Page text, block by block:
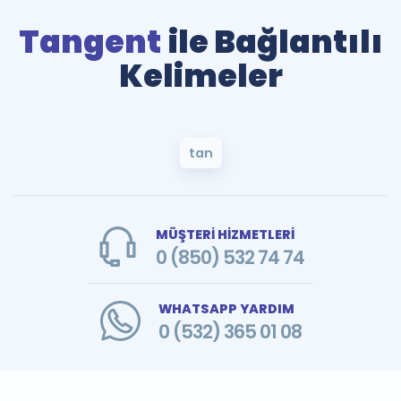
Tangent ile Bağlantılı
Kelimeler
tan
MÜŞTERİ HİZMETLERİ
0 (850) 532 74 74
WHATSAPP YARDIM
0 (532) 365 01 08